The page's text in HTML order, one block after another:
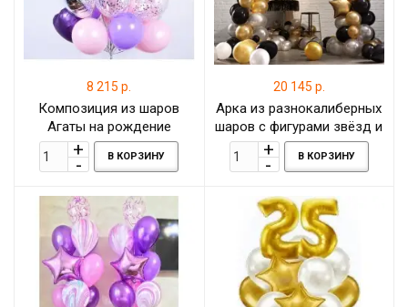
8 215 р.
Композиция из шаров
Агаты на рождение
В КОРЗИНУ
20 145 р.
Арка из разнокалиберных
шаров с фигурами звёзд и
бутылки шампанского, 7
метровВ КОРЗИНУ